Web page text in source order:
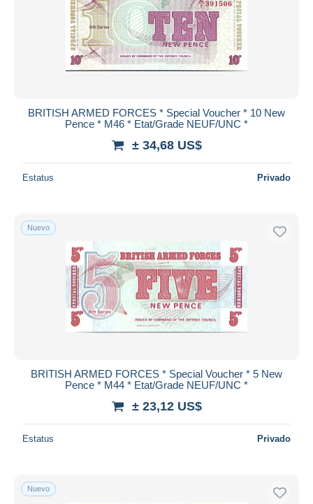
BRITISH ARMED FORCES * Special Voucher * 10 New
Pence * M46 * Etat/Grade NEUF/UNC *
± 34,68 US$
Estatus Privado
Nuevo
BRITISH ARMED FORCES * Special Voucher * 5 New
Pence * M44 * Etat/Grade NEUF/UNC *
± 23,12 US$
Estatus Privado
Nuevo